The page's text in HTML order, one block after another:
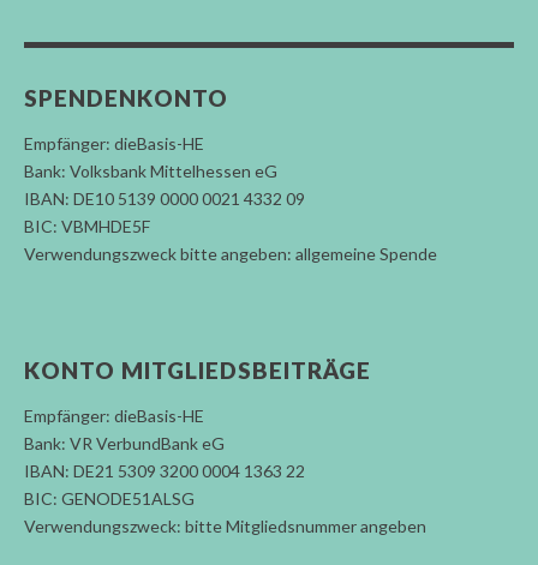
SPENDENKONTO
Empfänger: dieBasis-HE
Bank: Volksbank Mittelhessen eG
IBAN: DE10 5139 0000 0021 4332 09
BIC: VBMHDE5F
Verwendungszweck bitte angeben: allgemeine Spende
KONTO MITGLIEDSBEITRÄGE
Empfänger: dieBasis-HE
Bank: VR VerbundBank eG
IBAN: DE21 5309 3200 0004 1363 22
BIC: GENODE51ALSG
Verwendungszweck: bitte Mitgliedsnummer angeben